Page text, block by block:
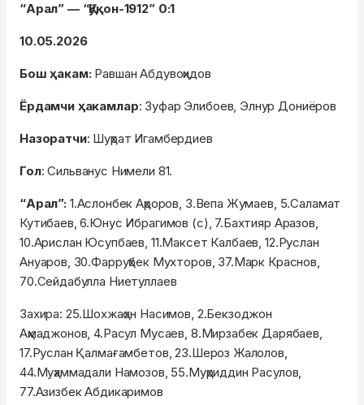
“Арал” — “Қўқон-1912” 0:1
10.05.2026
Бош ҳакам:Равшан Абдувоҳидов
Ёрдамчи ҳакамлар: Зуфар Элибоев, Элнур Дониёров
Назоратчи: Шуҳрат Игамбердиев
Гол: Сильванус Нимели 81.
“Арал”: 1.Аслонбек Аҳроров, 3.Вепа Жумаев, 5.Саламат
Кутибаев, 6.Юнус Ибрагимов (с), 7.Бахтияр Аразов,
10.Арислан Юсупбаев, 11.Максет Калбаев, 12.Руслан
Ануаров, 30.Фарруҳбек Мухторов, 37.Марк Краснов,
70.Сейдабулла Ниетуллаев
Захира: 25.Шохжаҳон Насимов, 2.Бекзоджон
Аҳмаджонов, 4.Расул Мусаев, 8.Мирзабек Дарябаев,
17.Руслан Қалмағамбетов, 23.Шероз Жалолов,
44.Муҳаммадали Намозов, 55.Муҳриддин Расулов,
77.Азизбек Абдикаримов